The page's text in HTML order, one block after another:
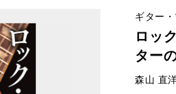
ギター
ロッ
ター
森山 直